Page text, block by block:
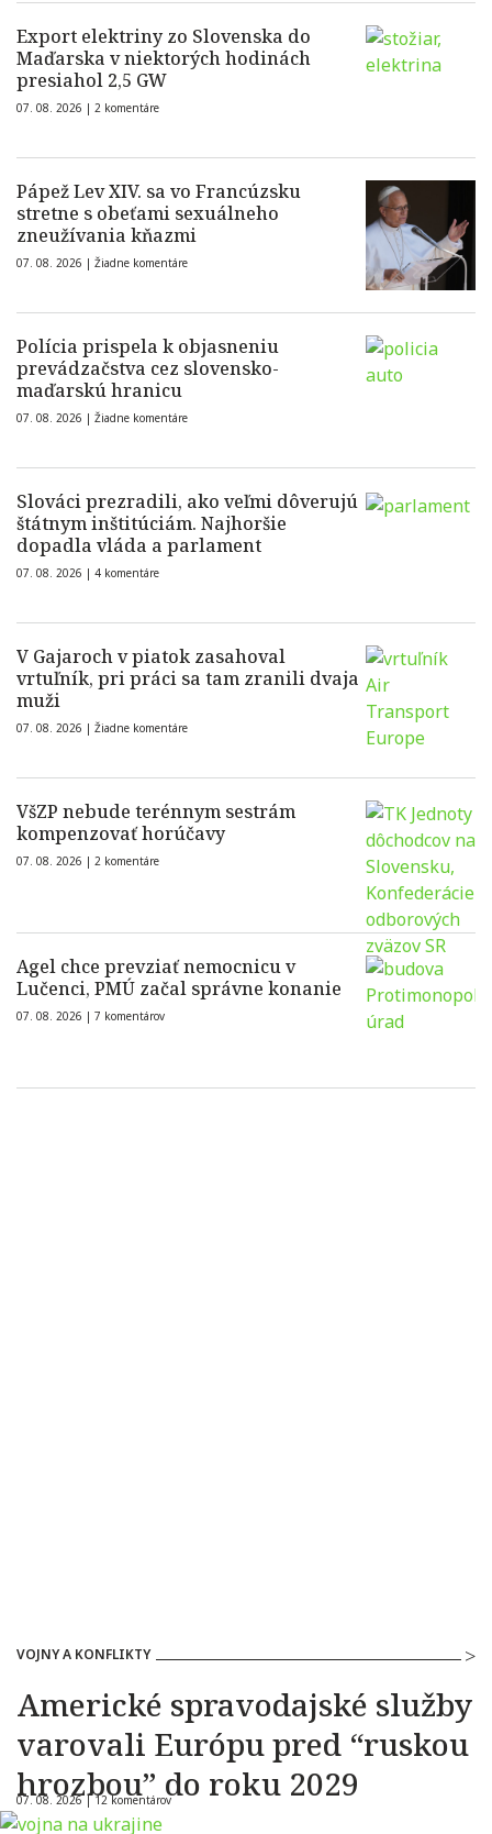
Export elektriny zo Slovenska do
Maďarska v niektorých hodinách
presiahol 2,5 GW
07. 08. 2026 | 2 komentáre
Pápež Lev XIV. sa vo Francúzsku
stretne s obeťami sexuálneho
zneužívania kňazmi
07. 08. 2026 | Žiadne komentáre
Polícia prispela k objasneniu
prevádzačstva cez slovensko-
maďarskú hranicu
07. 08. 2026 | Žiadne komentáre
Slováci prezradili, ako veľmi dôverujú
štátnym inštitúciám. Najhoršie
dopadla vláda a parlament
07. 08. 2026 | 4 komentáre
V Gajaroch v piatok zasahoval
vrtuľník, pri práci sa tam zranili dvaja
muži
07. 08. 2026 | Žiadne komentáre
VšZP nebude terénnym sestrám
kompenzovať horúčavy
07. 08. 2026 | 2 komentáre
Agel chce prevziať nemocnicu v
Lučenci, PMÚ začal správne konanie
07. 08. 2026 | 7 komentárov
VOJNY A KONFLIKTY
Americké spravodajské služby
varovali Európu pred “ruskou
hrozbou” do roku 2029
07. 08. 2026 |12 komentárov